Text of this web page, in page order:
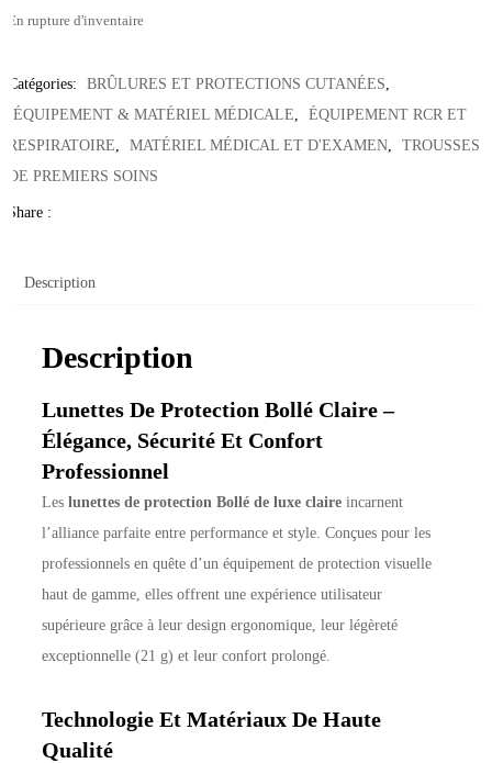
En rupture d'inventaire
Catégories: BRÛLURES ET PROTECTIONS CUTANÉES
ÉQUIPEMENT & MATÉRIEL MÉDICALE
ÉQUIPEMENT RCR ET
RESPIRATOIRE
MATÉRIEL MÉDICAL ET D'EXAMEN
TROUSSES
DE PREMIERS SOINS
Share :
Description
Description
Lunettes De Protection Bollé Claire –
Élégance, Sécurité Et Confort
Professionnel
Leslunettes de protection Bollé de luxe claire incarnent
l’alliance parfaite entre performance et style. Conçues pour les
professionnels en quête d’un équipement de protection visuelle
haut de gamme, elles offrent une expérience utilisateur
supérieure grâce à leur design ergonomique, leur légèreté
exceptionnelle (21 g) et leur confort prolongé.
Technologie Et Matériaux De Haute
Qualité